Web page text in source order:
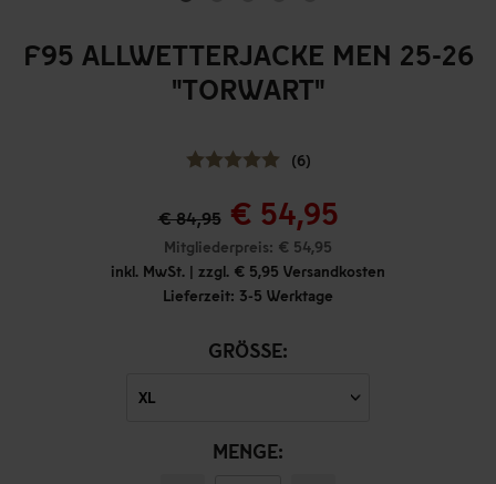
F95 ALLWETTERJACKE MEN 25-26
"TORWART"
(6)
€ 84,95 € 54,95
Mitgliederpreis: € 54,95
inkl. MwSt. | zzgl. € 5,95 Versandkosten
Lieferzeit: 3-5 Werktage
GRÖSSE:
MENGE: